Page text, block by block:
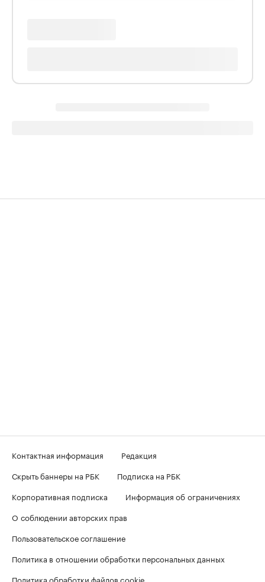
Контактная информация
Редакция
Скрыть баннеры на РБК
Подписка на РБК
Корпоративная подписка
Информация об ограничениях
О соблюдении авторских прав
Пользовательское соглашение
Политика в отношении обработки персональных данных
Политика обработки файлов cookie